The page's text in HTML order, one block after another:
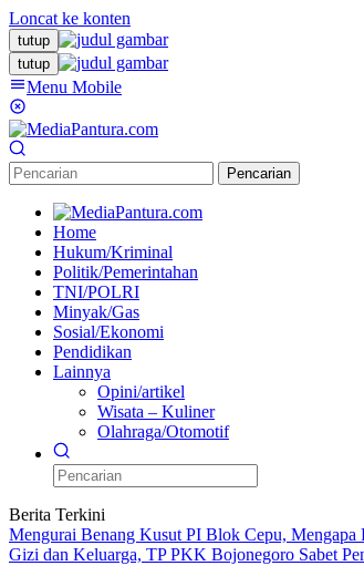
Loncat ke konten
tutup
tutup
Menu Mobile
Pencarian
Home
Hukum/Kriminal
Politik/Pemerintahan
TNI/POLRI
Minyak/Gas
Sosial/Ekonomi
Pendidikan
Lainnya
Opini/artikel
Wisata – Kuliner
Olahraga/Otomotif
Berita Terkini
Mengurai Benang Kusut PI Blok Cepu, Mengapa
Gizi dan Keluarga, TP PKK Bojonegoro Sabet